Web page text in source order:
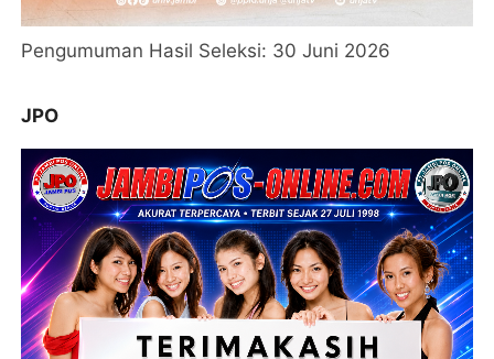
Pengumuman Hasil Seleksi: 30 Juni 2026
JPO